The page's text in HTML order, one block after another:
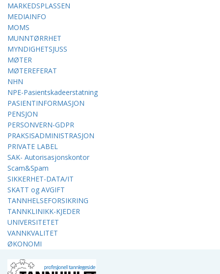
MARKEDSPLASSEN
MEDIAINFO
MOMS
MUNNTØRRHET
MYNDIGHETSJUSS
MØTER
MØTEREFERAT
NHN
NPE-Pasientskadeerstatning
PASIENTINFORMASJON
PENSJON
PERSONVERN-GDPR
PRAKSISADMINISTRASJON
PRIVATE LABEL
SAK- Autorisasjonskontor
Scam&Spam
SIKKERHET-DATA/IT
SKATT og AVGIFT
TANNHELSEFORSIKRING
TANNKLINIKK-KJEDER
UNIVERSITETET
VANNKVALITET
ØKONOMI